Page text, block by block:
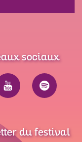
sociaux
du festival